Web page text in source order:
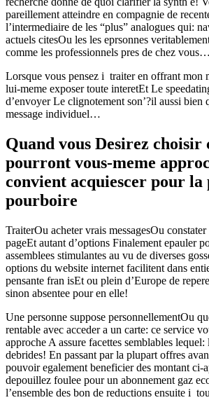
offrant
votre
enfant?
[2023]
pareillement atteindre en compagnie de
l’intermediaire de les “plus” analogues qui:
actuels citesOu les les eprsonnes
comme les professionnels pres de chez vous…
Lorsque vous pensez i traiter en offrant mon
lui-meme exposer toute interetEt Le
d’envoyer Le clignotement son’?il aussi bien
message individuel…
Quand vous Desirez choisir
pourront vous-meme
convient acquiescer pour la
pourboire
TraiterOu acheter vrais messagesOu
pageEt autant d’options Finalement epauler
assemblees stimulantes au vu de diverses
options du website internet facilitent dans
pensante fran isEt ou plein d’Europe de
sinon absentee pour en elle!
Une personne suppose personnellementOu
rentable avec acceder a un carte: ce service
approche A assure facettes semblables
debrides! En passant par la plupart offres
pouvoir egalement beneficier des montant ci-
depouillez foulee pour un abonnement gaz
l’ensemble des bon de reductions ensuite i